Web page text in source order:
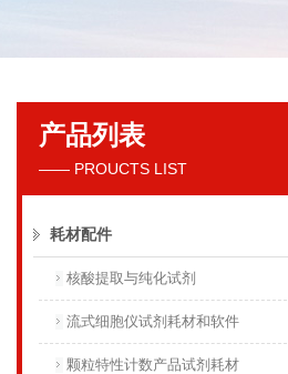
贝克曼库尔特国际贸易（上海）有限公司
产品列表
—— PROUCTS LIST
耗材配件
核酸提取与纯化试剂
流式细胞仪试剂耗材和软件
颗粒特性计数产品试剂耗材